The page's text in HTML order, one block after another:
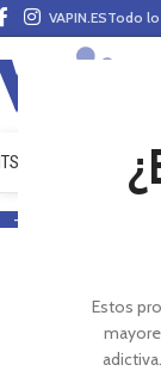
Estos
VAPIN.ESTodo lo
VAPEO MODS
-16%